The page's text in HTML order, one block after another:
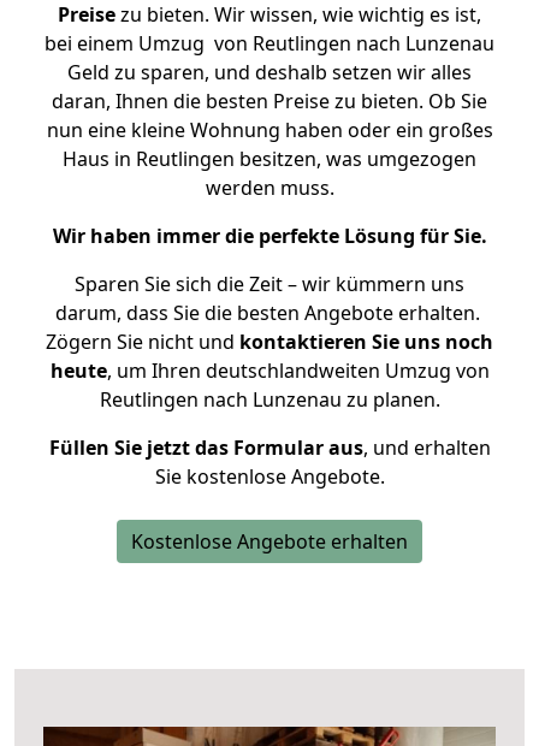
Preisezu bieten. Wir wissen, wie wichtig es ist,
bei einem Umzug von Reutlingen nach Lunzenau
Geld zu sparen, und deshalb setzen wir alles
daran, Ihnen die besten Preise zu bieten. Ob Sie
nun eine kleine Wohnung haben oder ein großes
Haus in Reutlingen besitzen, was umgezogen
werden muss.
Wir haben immer die perfekte Lösung für Sie.
Sparen Sie sich die Zeit – wir kümmern uns
darum, dass Sie die besten Angebote erhalten.
Zögern Sie nicht und kontaktieren Sie uns noch
heute, um Ihren deutschlandweiten Umzug von
Reutlingen nach Lunzenau zu planen.
Füllen Sie jetzt das Formular aus, und erhalten
Sie kostenlose Angebote.
Kostenlose Angebote erhalten